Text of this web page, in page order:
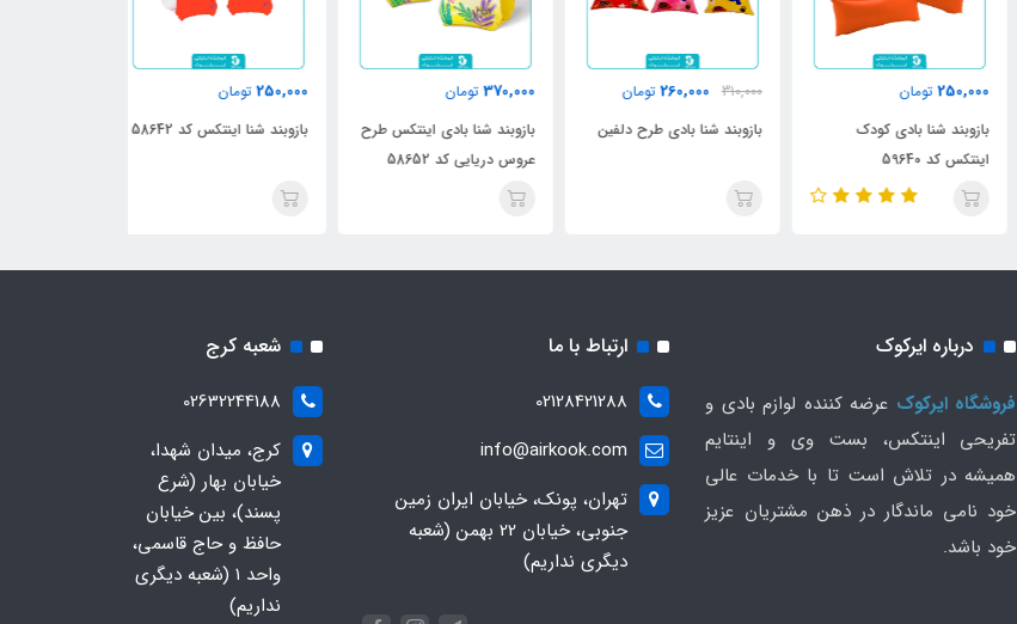
250,000 تومان
بازوبند شنا بادی کودک
اینتکس کد 59640
310,000
260,000 تومان
بازوبند شنا بادی طرح دلفین
370,000 تومان
بازوبند شنا بادی اینتکس طرح
عروس دریایی کد 58652
250,000 تومان
بازوبند شنا اینتکس کد 58642
درباره ایرکوک
فروشگاه ایرکوک عرضه کننده لوازم بادی و
تفریحی اینتکس، بست وی و اینتایم
همیشه در تلاش است تا با خدمات عالی
خود نامی ماندگار در ذهن مشتریان عزیز
خود باشد.
ارتباط با ما
02128421288
info@airkook.com
تهران، پونک، خیابان ایران زمین
جنوبی، خیابان 22 بهمن (شعبه
دیگری نداریم)
شعبه کرج
02632244188
کرج، میدان شهدا،
خیابان بهار (شرع
پسند)، بین خیابان
حافظ و حاج قاسمی،
واحد ۱ (شعبه دیگری
نداریم)